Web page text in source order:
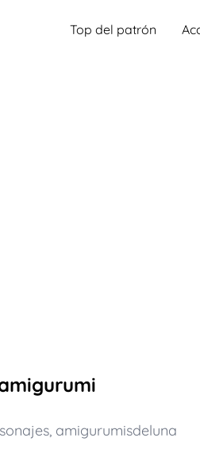
Top del patrón
, amigurumisdeluna